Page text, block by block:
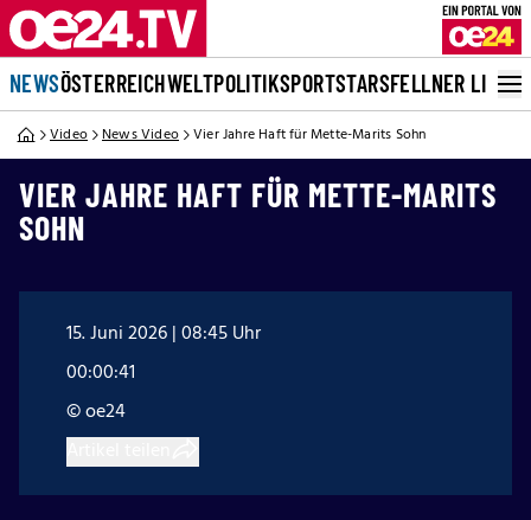
NEWSÖSTERREICHWELTPOLITIKSPORTSTARSFELLNER LIVE
Video News Video Vier Jahre Haft für Mette-Marits Sohn
VIER JAHRE HAFT FÜR METTE-MARITS
SOHN
15. Juni 2026 | 08:45 Uhr
00:00:41
© oe24